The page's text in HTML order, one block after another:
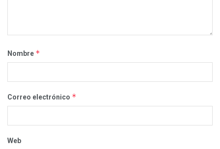
Nombre *
Correo electrónico *
Web